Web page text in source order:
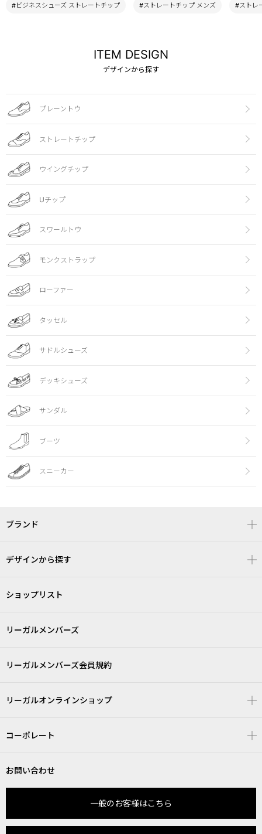
#ビジネスシューズ ストレートチップ #ストレートチップ メンズ #ストレ
ITEM DESIGN
デザインから探す
プレーントウ
ストレートチップ
ウイングチップ
Uチップ
スワールトウ
モンクストラップ
ローファー
タッセル
サドルシューズ
デッキシューズ
サンダル
ブーツ
スニーカー
ブランド
デザインから探す
ショップリスト
リーガルメンバーズ
リーガルメンバーズ会員規約
リーガルオンラインショップ
コーポレート
お問い合わせ
一般のお客様はこちら